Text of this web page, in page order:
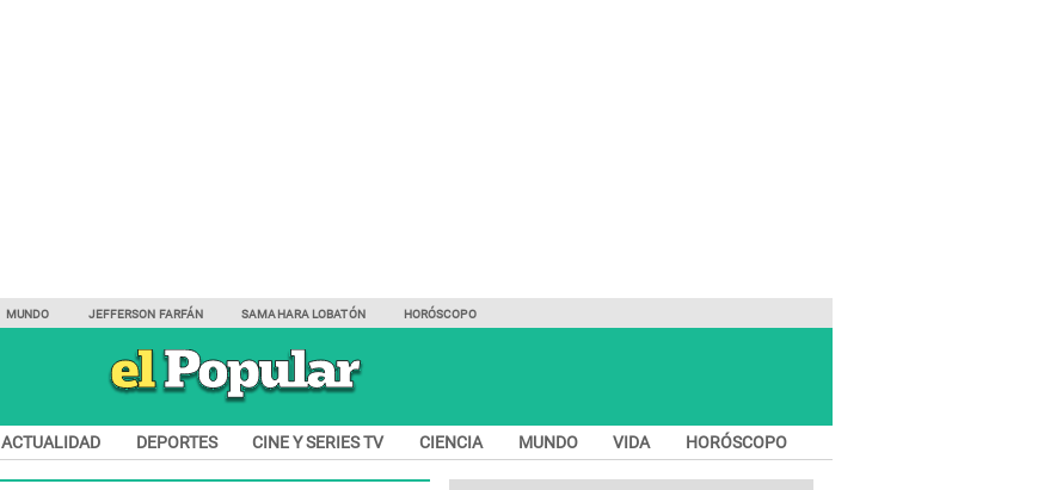
MUNDO JEFFERSON FARFÁN SAMAHARA LOBATÓN HORÓSCOPO
ACTUALIDAD DEPORTES CINE Y SERIES TV CIENCIA MUNDO VIDA HORÓSCOPO